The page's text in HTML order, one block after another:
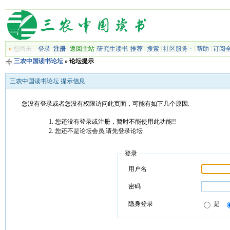
»您尚未 登录 注册| 返回主站| 研究生读书| 推荐| 搜索| 社区服务 帮助
订阅
三农中国读书论坛» 论坛提示
三农中国读书论坛 提示信息
您没有登录或者您没有权限访问此页面，可能有如下几个原因:
您还没有登录或注册，暂时不能使用此功能!!
您还不是论坛会员,请先登录论坛
登录
用户名
密码
隐身登录 是